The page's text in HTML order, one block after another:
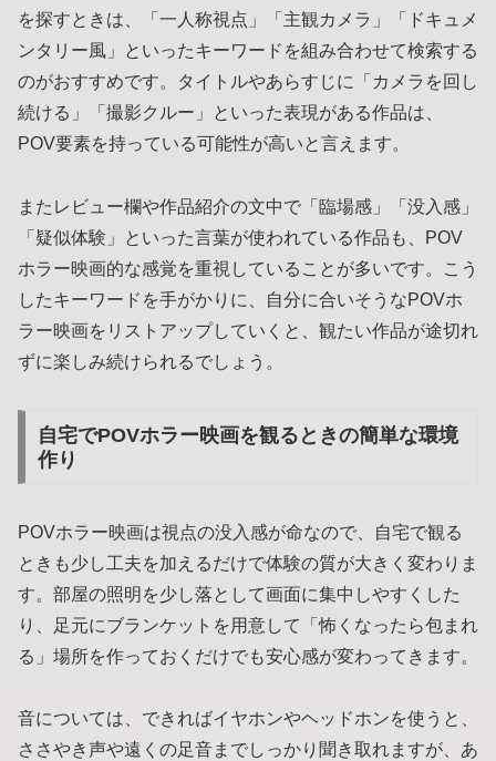
を探すときは、「一人称視点」「主観カメラ」「ドキュメ
ンタリー風」といったキーワードを組み合わせて検索する
のがおすすめです。タイトルやあらすじに「カメラを回し
続ける」「撮影クルー」といった表現がある作品は、
POV要素を持っている可能性が高いと言えます。
またレビュー欄や作品紹介の文中で「臨場感」「没入感」
「疑似体験」といった言葉が使われている作品も、POV
ホラー映画的な感覚を重視していることが多いです。こう
したキーワードを手がかりに、自分に合いそうなPOVホ
ラー映画をリストアップしていくと、観たい作品が途切れ
ずに楽しみ続けられるでしょう。
自宅でPOVホラー映画を観るときの簡単な環境
作り
POVホラー映画は視点の没入感が命なので、自宅で観る
ときも少し工夫を加えるだけで体験の質が大きく変わりま
す。部屋の照明を少し落として画面に集中しやすくした
り、足元にブランケットを用意して「怖くなったら包まれ
る」場所を作っておくだけでも安心感が変わってきます。
音については、できればイヤホンやヘッドホンを使うと、
ささやき声や遠くの足音までしっかり聞き取れますが、あ